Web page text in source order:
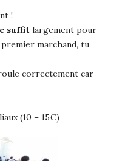
!
suffit largement pour
marchand, tu
correctement car
(10 – 15€)